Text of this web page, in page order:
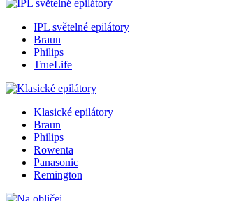
IPL světelné epilátory
Braun
Philips
TrueLife
Klasické epilátory
Braun
Philips
Rowenta
Panasonic
Remington